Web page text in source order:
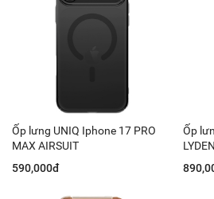
Ốp lưng UNIQ Iphone 17 PRO
MAX AIRSUIT
590,000đ
Ốp
LYDEN